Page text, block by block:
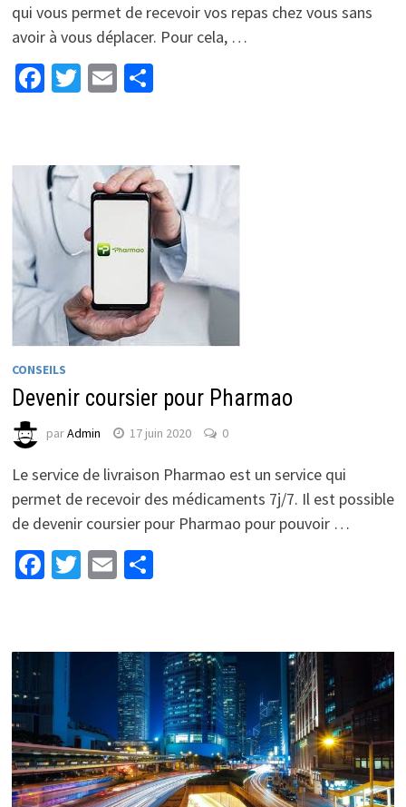
qui vous permet de recevoir vos repas chez vous sans
avoir à vous déplacer. Pour cela, …
Facebook
Twitter
EmailPartager
CONSEILS
Devenir coursier pour Pharmao
parAdmin 17 juin 2020 0
Le service de livraison Pharmao est un service qui
permet de recevoir des médicaments 7j/7. Il est possible
de devenir coursier pour Pharmao pour pouvoir …
Facebook
Twitter
EmailPartager